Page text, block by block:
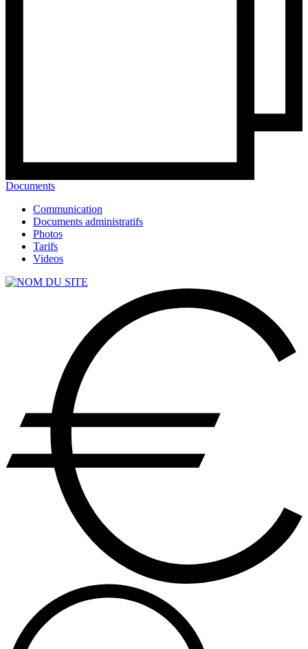
Documents
Communication
Documents administratifs
Photos
Tarifs
Videos